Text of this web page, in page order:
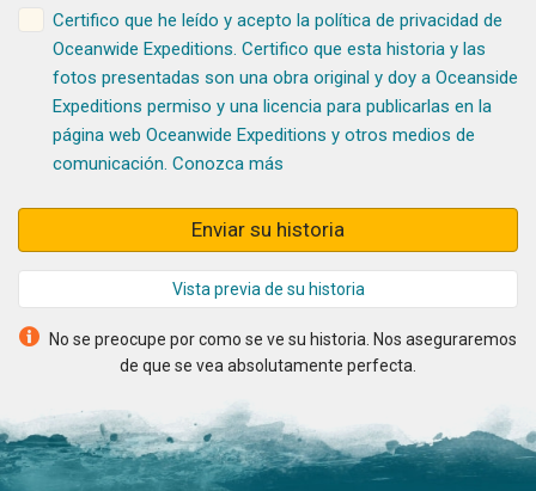
Certifico que he leído y acepto la política de privacidad de
Oceanwide Expeditions. Certifico que esta historia y las
fotos presentadas son una obra original y doy a Oceanside
Expeditions permiso y una licencia para publicarlas en la
página web Oceanwide Expeditions y otros medios de
comunicación. Conozca más
Enviar su historia
Vista previa de su historia
No se preocupe por como se ve su historia. Nos aseguraremos
de que se vea absolutamente perfecta.